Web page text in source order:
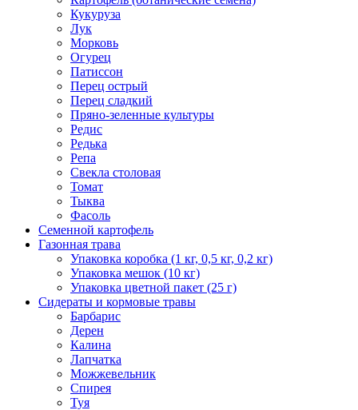
Кукуруза
Лук
Морковь
Огурец
Патиссон
Перец острый
Перец сладкий
Пряно-зеленные культуры
Редис
Редька
Репа
Свекла столовая
Томат
Тыква
Фасоль
Семенной картофель
Газонная трава
Упаковка коробка (1 кг, 0,5 кг, 0,2 кг)
Упаковка мешок (10 кг)
Упаковка цветной пакет (25 г)
Сидераты и кормовые травы
Барбарис
Дерен
Калина
Лапчатка
Можжевельник
Спирея
Туя